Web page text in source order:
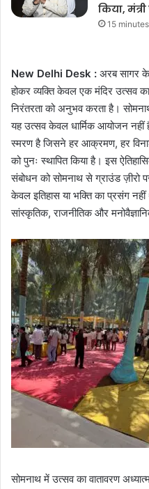
किया,
15
New Delhi Desk : अरब सागर
होकर व्यक्ति केवल एक मंदिर उत्सव का
निरंतरता को अनुभव करता है।
यह उत्सव केवल धार्मिक आयोजन नहीं
स्मरण है जिसने हर आक्रमण, हर
को पुनः स्थापित किया है। इस
संबोधन को सोमनाथ से ग्राउंड
केवल इतिहास या भक्ति का प्रसंग
सांस्कृतिक, राजनीतिक और
सोमनाथ में उत्सव का वातावरण